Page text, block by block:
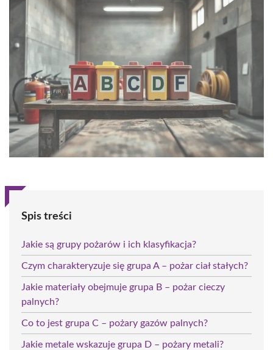
Spis treści
Jakie są grupy pożarów i ich klasyfikacja?
Czym charakteryzuje się grupa A – pożar ciał stałych?
Jakie materiały obejmuje grupa B – pożar cieczy
palnych?
Co to jest grupa C – pożary gazów palnych?
Jakie metale wskazuje grupa D – pożary metali?